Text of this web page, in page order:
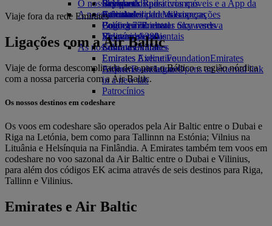
Bebidas
A nossa frota
Boeing 777
Emirates A380
Emirates A350
Emirates Executive
Esquemas de lugares
Brinquedos para crianças
Atividades para as crianças
O nosso planeta
Sustentabilidade nas operações
Política ambiental
Relatórios ambientais
As nossas comunidades
Emirates Airline FoundationEmirates
Airline Foundation Opens an external link
in a new tab
Patrocínios
Skywards Rail
Calculadora de Milhas
Login em Emirates Skywards
Skywards+
Site para dispositivos móveis e a App da
Emirates
Cancelar ou alterar uma reserva
Viagens afetadas
Sobre a Emirates
Viaje fora da rede Emirates
Ligações com a Air Baltic
Viaje de forma descomplicada de e para o Báltico e região nórdica
com a nossa parceria com a Air Baltic.
Os nossos destinos em codeshare
Os voos em codeshare são operados pela Air Baltic entre o Dubai e
Riga na Letónia, bem como para Tallinnn na Estónia; Vilnius na
Lituânia e Helsínquia na Finlândia. A Emirates também tem voos em
codeshare no voo sazonal da Air Baltic entre o Dubai e Vilinius,
para além dos códigos EK acima através de seis destinos para Riga,
Tallinn e Vilinius.
Emirates e Air Baltic